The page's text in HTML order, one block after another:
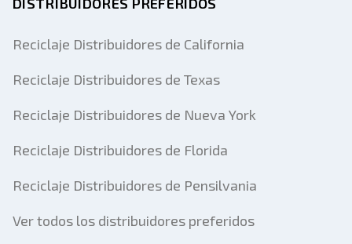
Reciclaje Distribuidores de California
Reciclaje Distribuidores de Texas
Reciclaje Distribuidores de Nueva York
Reciclaje Distribuidores de Florida
Reciclaje Distribuidores de Pensilvania
Ver todos los distribuidores preferidos